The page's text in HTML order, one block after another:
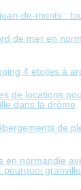
de-monts :
de mer en
4 étoiles à
de locations
dans la drôme
de
en normandie
pourquoi